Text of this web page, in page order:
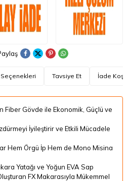
Tavsiye Et İade
Fiber Gövde ile Ekonomik, Güçlü ve
İyileştirir ve Etkili Mücadele
Hem Örgü İp Hem de Mono Misina
Yatağı ve Yoğun EVA Sap
FX Makarasıyla Mükemmel